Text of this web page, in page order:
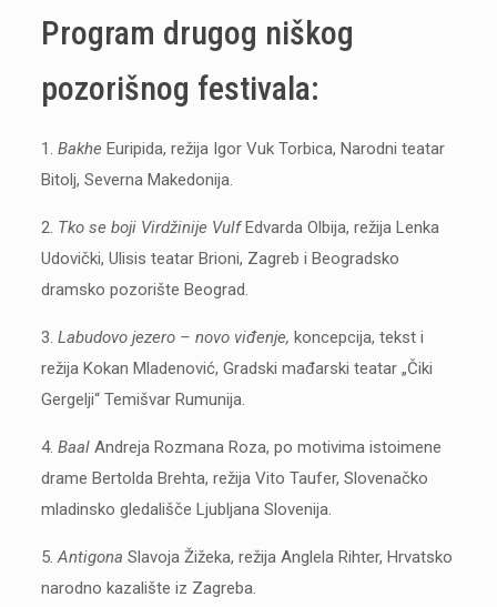
Program drugog niškog
pozorišnog festivala:
1. Bakhe Euripida, režija Igor Vuk Torbica, Narodni teatar
Bitolj, Severna Makedonija.
2. Tko se boji Virdžinije VulfEdvarda Olbija, režija Lenka
Udovički, Ulisis teatar Brioni, Zagreb i Beogradsko
dramsko pozorište Beograd.
3. Labudovo jezero – novo viđenje, koncepcija, tekst i
režija Kokan Mladenović, Gradski mađarski teatar „Čiki
Gergelji“ Temišvar Rumunija.
4. BaalAndreja Rozmana Roza, po motivima istoimene
drame Bertolda Brehta, režija Vito Taufer, Slovenačko
mladinsko gledališče Ljubljana Slovenija.
5.Antigona Slavoja Žižeka, režija Anglela Rihter, Hrvatsko
narodno kazalište iz Zagreba.